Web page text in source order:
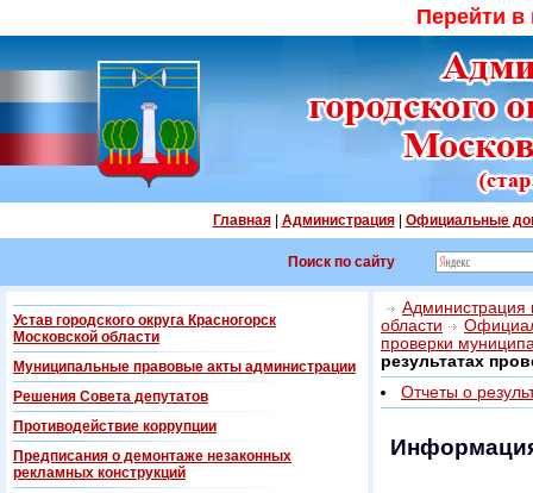
Перейти
Главная| Администрация| Официальные
Поиск по сайту
Устав городского округа Красногорск
Московской области
Муниципальные правовые акты администрации
Решения Совета депутатов
Противодействие коррупции
Предписания о демонтаже незаконных
рекламных конструкций
Администрация
области
проверки
результатах
Отчеты о